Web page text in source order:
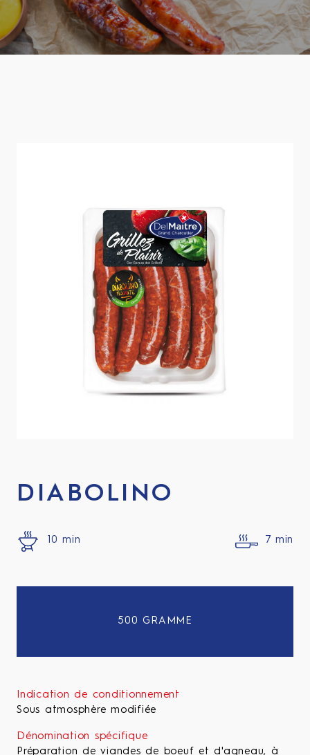
DIABOLINO
10 min 7 min
500 GRAMME
Indication de conditionnement
Sous atmosphère modifiée
Dénomination spécifique
Préparation de viandes de boeuf et d'agneau, à